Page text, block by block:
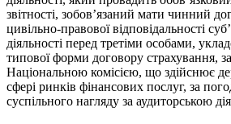
звітності, зобов’язаний мати чинний
цивільно-правової відповідальності
діяльності перед третіми особами,
типової форми договору страхування,
Національною комісією, що здійснює
сфері ринків фінансових послуг, за
суспільного нагляду за аудиторською